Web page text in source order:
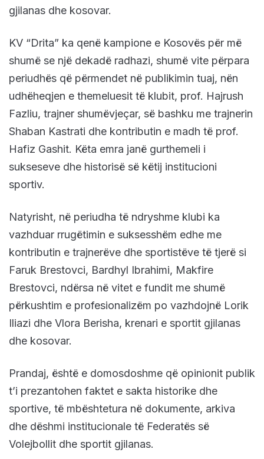
gjilanas dhe kosovar.
KV “Drita” ka qenë kampione e Kosovës për më
shumë se një dekadë radhazi, shumë vite përpara
periudhës që përmendet në publikimin tuaj, nën
udhëheqjen e themeluesit të klubit, prof. Hajrush
Fazliu, trajner shumëvjeçar, së bashku me trajnerin
Shaban Kastrati dhe kontributin e madh të prof.
Hafiz Gashit. Këta emra janë gurthemeli i
sukseseve dhe historisë së këtij institucioni
sportiv.
Natyrisht, në periudha të ndryshme klubi ka
vazhduar rrugëtimin e suksesshëm edhe me
kontributin e trajnerëve dhe sportistëve të tjerë si
Faruk Brestovci, Bardhyl Ibrahimi, Makfire
Brestovci, ndërsa në vitet e fundit me shumë
përkushtim e profesionalizëm po vazhdojnë Lorik
Iliazi dhe Vlora Berisha, krenari e sportit gjilanas
dhe kosovar.
Prandaj, është e domosdoshme që opinionit publik
t’i prezantohen faktet e sakta historike dhe
sportive, të mbështetura në dokumente, arkiva
dhe dëshmi institucionale të Federatës së
Volejbollit dhe sportit gjilanas.